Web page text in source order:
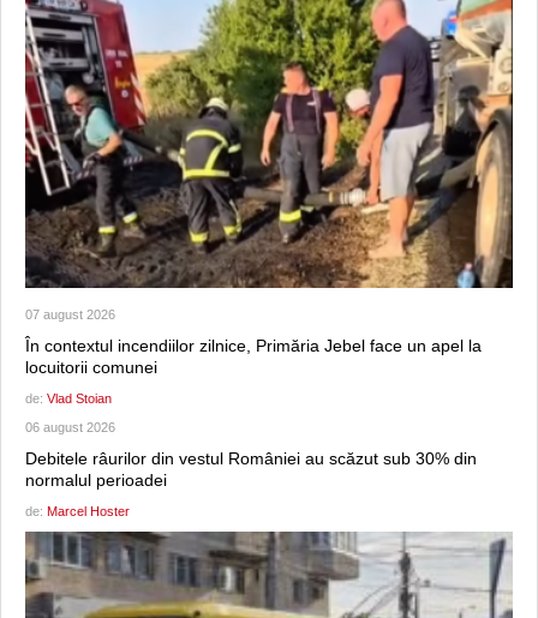
07 august 2026
În contextul incendiilor zilnice, Primăria Jebel face un apel la
locuitorii comunei
de: Vlad Stoian
06 august 2026
Debitele râurilor din vestul României au scăzut sub 30% din
normalul perioadei
de: Marcel Hoster